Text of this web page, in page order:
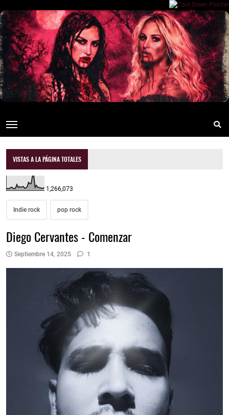
VISTAS A LA PÁGINA TOTALES
1,266,073
Indie rock pop rock
Diego Cervantes - Comenzar
Septiembre 14, 2025 1